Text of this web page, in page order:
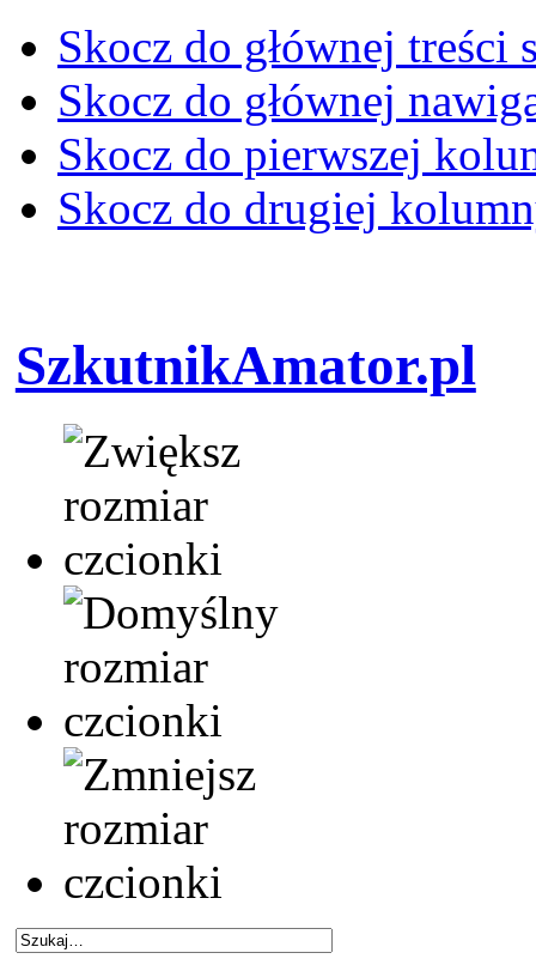
Skocz do głównej treści
Skocz do głównej
Skocz do pierwszej
Skocz do drugiej
SzkutnikAmator.pl